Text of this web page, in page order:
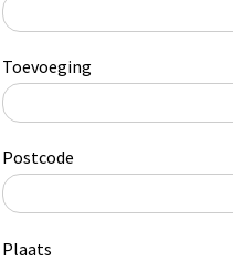
Toevoeging
Postcode
Plaats